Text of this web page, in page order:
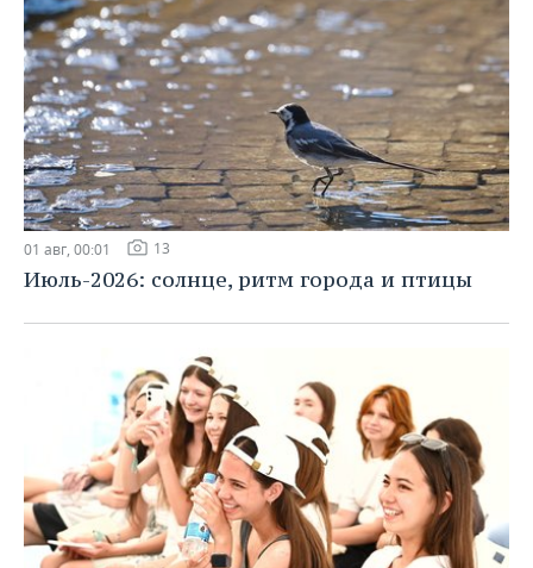
01 авг, 00:01 13
Июль-2026: солнце, ритм города и птицы